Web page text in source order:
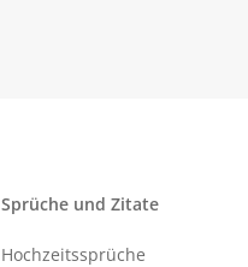
Sprüche und Zitate
Hochzeitssprüche